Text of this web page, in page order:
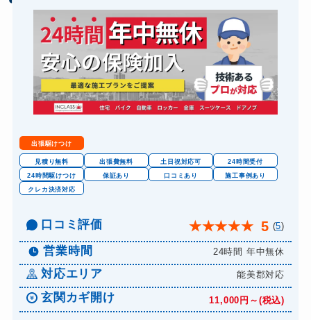
出張駆けつけ
見積り無料 出張費無料 土日祝対応可
24時間受付
24時間駆けつけ
保証あり 口コミあり
施工事例あり
クレカ決済対応
口コミ評価 ★★★★★ 5 (5)
営業時間 24時間 年中無休
対応エリア 能美郡対応
玄関カギ開け 11,000円～(税込)